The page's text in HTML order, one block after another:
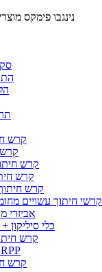
נינגבו פימקס
קרש
קרש
קרש
קרש
קרשי חיתוך עשויים
אביזרי
כלי סיליקון
קרש
קרש חיתוך RPP
קרש